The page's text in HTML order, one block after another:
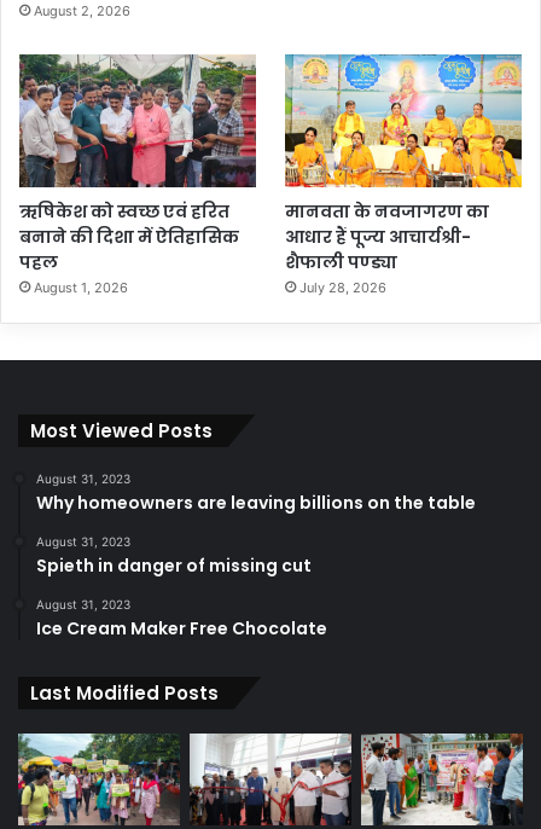
August 2, 2026
ऋषिकेश को स्वच्छ एवं हरित
बनाने की दिशा में ऐतिहासिक
पहल
August 1, 2026
मानवता के नवजागरण का
आधार हैं पूज्य आचार्यश्री-
शैफाली पण्ड्या
July 28, 2026
Most Viewed Posts
August 31, 2023
Why homeowners are leaving billions on the table
August 31, 2023
Spieth in danger of missing cut
August 31, 2023
Ice Cream Maker Free Chocolate
Last Modified Posts